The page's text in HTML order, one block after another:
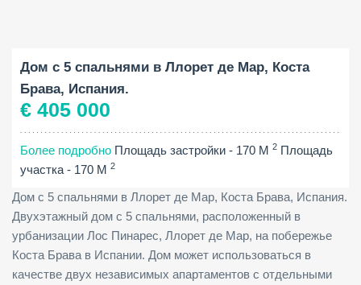
Дом с 5 спальнями в Ллорет де Мар, Коста
Брава, Испания.
€ 405 000
Более подробно Площадь застройки - 170 M 2 Площадь
участка - 170 M 2
Дом с 5 спальнями в Ллорет де Мар, Коста Брава, Испания.
Двухэтажный дом с 5 спальнями, расположенный в
урбанизации Лос Пинарес, Ллорет де Мар, на побережье
Коста Брава в Испании. Дом может использоваться в
качестве двух независимых апартаментов с отдельными